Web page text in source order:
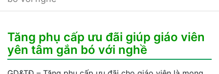
Tăng phụ cấp ưu đãi giúp giáo viên
yên tâm gắn bó với nghề